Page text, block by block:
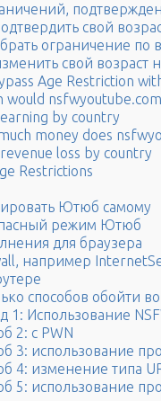
свой
ограничение по
свой возраст
Age Restriction
would
by country
money does
loss by country
Restrictions
Ютюб самому
режим Ютюб
для браузера
например
способов обойти
1: Использование
2: с PWN
3: использование
4: изменение типа
5: использование